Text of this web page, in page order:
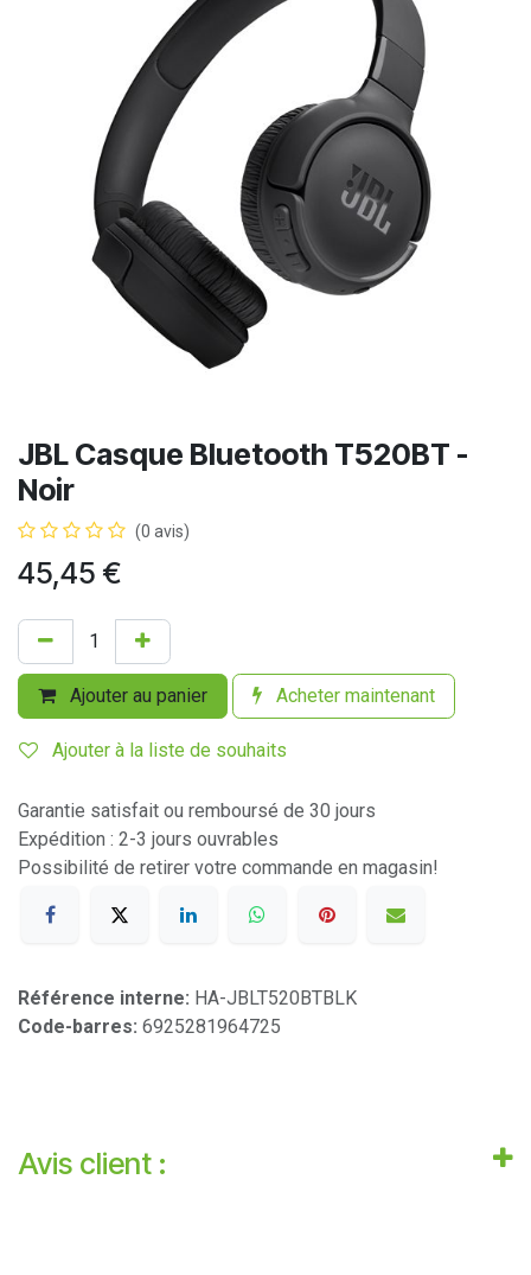
JBL Casque Bluetooth T520BT -
Noir
(0 avis)
45,45 €
Ajouter au panier Acheter maintenant
Ajouter à la liste de souhaits
Garantie satisfait ou remboursé de 30 jours
Expédition : 2-3 jours ouvrables
Possibilité de retirer votre commande en magasin!
Référence interne: HA-JBLT520BTBLK
Code-barres: 6925281964725
Avis client :